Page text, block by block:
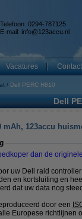
Telefoon: 0294-787125
E-mail: info@123accu.nl
Vacatures Contact
Dell PERC H810
Dell
mAh, 123accu
dan de
uw Dell raid
en kortsluiting en
dat uw data nog
door een
Europese richtlijnen